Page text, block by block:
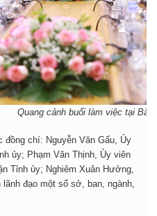
Quang cảnh buổi làm việc tại Bắc
chí: Nguyễn Văn Gấu, Ủy
ủy; Phạm Văn Thịnh, Ủy viên
Tỉnh ủy; Nghiêm Xuân Hưởng,
đạo một số sở, ban, ngành,